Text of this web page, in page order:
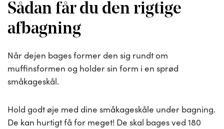
Sådan får du den rigtige
afbagning
Når dejen bages former den sig rundt om
muffinsformen og holder sin form i en sprød
småkageskål.
Hold godt øje med dine småkageskåle under bagning.
De kan hurtigt få for meget! De skal bages ved 180